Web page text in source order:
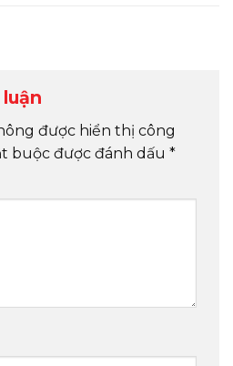
được hiển thị công
buộc được đánh dấu *